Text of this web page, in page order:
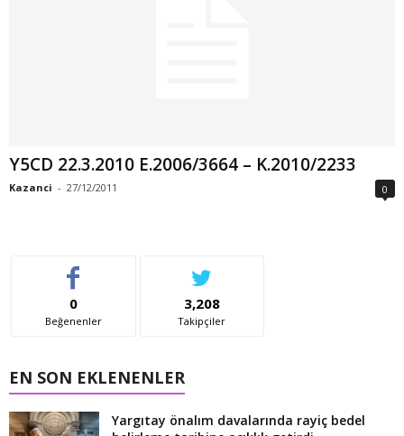
Y5CD 22.3.2010 E.2006/3664 – K.2010/2233
Kazanci - 27/12/2011 0
0
Beğenenler
3,208
Takipçiler
EN SON EKLENENLER
Yargıtay önalım davalarında rayiç bedel